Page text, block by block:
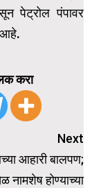
पेट्रोल पंपावर
आहे.
करा
Next
आहारी बालपण;
नामशेष होण्याच्या